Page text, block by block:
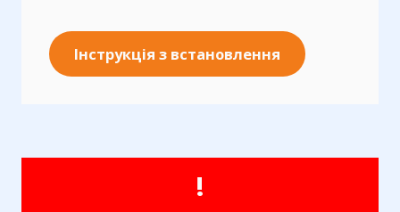
Інструкція з встановлення
!